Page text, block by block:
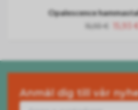
Opalescence
15,93 €
Anmäl dig till vår